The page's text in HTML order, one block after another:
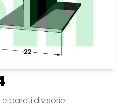
pareti divisorie